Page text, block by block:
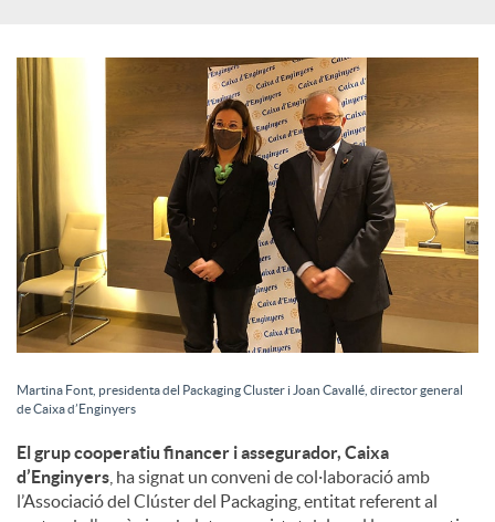
S
o
c
i
a
l
Martina Font, presidenta del Packaging Cluster i Joan Cavallé, director general
de Caixa d’Enginyers
El grup cooperatiu financer i assegurador, Caixa
d’Enginyers , ha signat un conveni de col·laboració amb
l’Associació del Clúster del Packaging, entitat referent al